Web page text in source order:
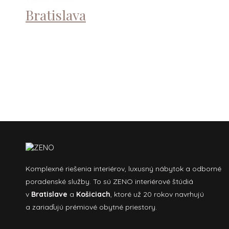
Bratislava
Komplexné riešenia interiérov, luxusný nábytok a odborné
poradenské služby. To sú ZENO interiérové štúdiá
v Bratislave a Košiciach, ktoré už 20 rokov navrhujú
a zariaďujú prémiové obytné priestory.